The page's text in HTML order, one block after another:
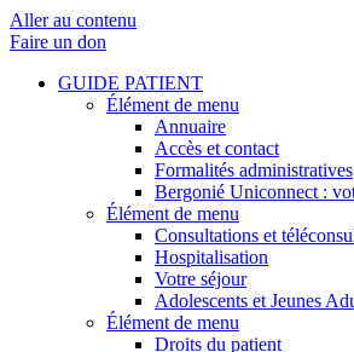
Aller au contenu
Faire un don
GUIDE PATIENT
Élément de menu
Annuaire
Accès et contact
Formalités administratives
Bergonié Uniconnect :
Élément de menu
Consultations et
Hospitalisation
Votre séjour
Adolescents et Jeunes
Élément de menu
Droits du patient